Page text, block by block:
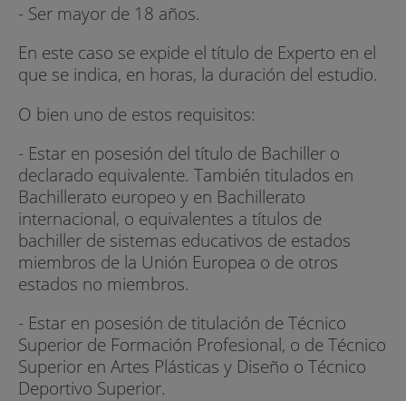
- Ser mayor de 18 años.
En este caso se expide el título de Experto en el
que se indica, en horas, la duración del estudio.
O bien uno de estos requisitos:
- Estar en posesión del título de Bachiller o
declarado equivalente. También titulados en
Bachillerato europeo y en Bachillerato
internacional, o equivalentes a títulos de
bachiller de sistemas educativos de estados
miembros de la Unión Europea o de otros
estados no miembros.
- Estar en posesión de titulación de Técnico
Superior de Formación Profesional, o de Técnico
Superior en Artes Plásticas y Diseño o Técnico
Deportivo Superior.